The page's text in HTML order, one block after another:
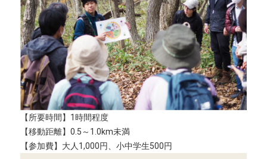
【所要時間】1時間程度
【移動距離】0.5～1.0km未満
【参加費】大人1,000円、小中学生500円